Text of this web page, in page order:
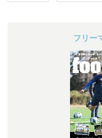
フリー